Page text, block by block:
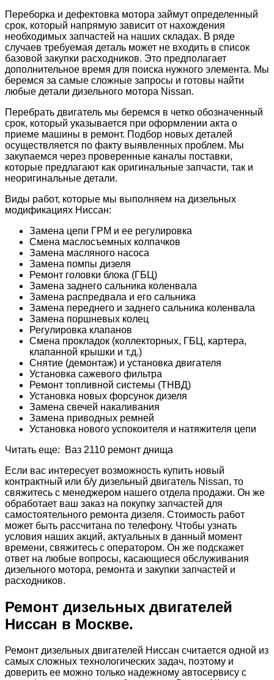
Переборка и дефектовка мотора займут определенный
срок, который напрямую зависит от нахождения
необходимых запчастей на наших складах. В ряде
случаев требуемая деталь может не входить в список
базовой закупки расходников. Это предполагает
дополнительное время для поиска нужного элемента. Мы
беремся за самые сложные запросы и готовы найти
любые детали дизельного мотора Nissan.
Перебрать двигатель мы беремся в четко обозначенный
срок, который указывается при оформлении акта о
приеме машины в ремонт. Подбор новых деталей
осуществляется по факту выявленных проблем. Мы
закупаемся через проверенные каналы поставки,
которые предлагают как оригинальные запчасти, так и
неоригинальные детали.
Виды работ, которые мы выполняем на дизельных
модификациях Ниссан:
Замена цепи ГРМ и ее регулировка
Смена маслосъемных колпачков
Замена масляного насоса
Замена помпы дизеля
Ремонт головки блока (ГБЦ)
Замена заднего сальника коленвала
Замена распредвала и его сальника
Замена переднего и заднего сальника коленвала
Замена поршневых колец
Регулировка клапанов
Смена прокладок (коллекторных, ГБЦ, картера,
клапанной крышки и т.д.)
Снятие (демонтаж) и установка двигателя
Установка сажевого фильтра
Ремонт топливной системы (ТНВД)
Установка новых форсунок дизеля
Замена свечей накаливания
Замена приводных ремней
Установка нового успокоителя и натяжителя цепи
Читать еще: Ваз 2110 ремонт днища
Если вас интересует возможность купить новый
контрактный или б/у дизельный двигатель Nissan, то
свяжитесь с менеджером нашего отдела продажи. Он же
обработает ваш заказ на покупку запчастей для
самостоятельного ремонта дизеля. Стоимость работ
может быть рассчитана по телефону. Чтобы узнать
условия наших акций, актуальных в данный момент
времени, свяжитесь с оператором. Он же подскажет
ответ на любые вопросы, касающиеся обслуживания
дизельного мотора, ремонта и закупки запчастей и
расходников.
Ремонт дизельных двигателей
Ниссан в Москве.
Ремонт дизельных двигателей Ниссан считается одной из
самых сложных технологических задач, поэтому и
доверить ее можно только надежному автосервису с